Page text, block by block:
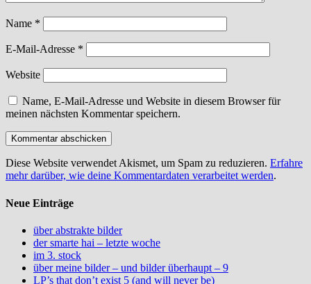
Name *
E-Mail-Adresse *
Website
Name, E-Mail-Adresse und Website in diesem Browser für
meinen nächsten Kommentar speichern.
Diese Website verwendet Akismet, um Spam zu reduzieren. Erfahre
mehr darüber, wie deine Kommentardaten verarbeitet werden.
Neue Einträge
über abstrakte bilder
der smarte hai – letzte woche
im 3. stock
über meine bilder – und bilder überhaupt – 9
LP’s that don’t exist 5 (and will never be)